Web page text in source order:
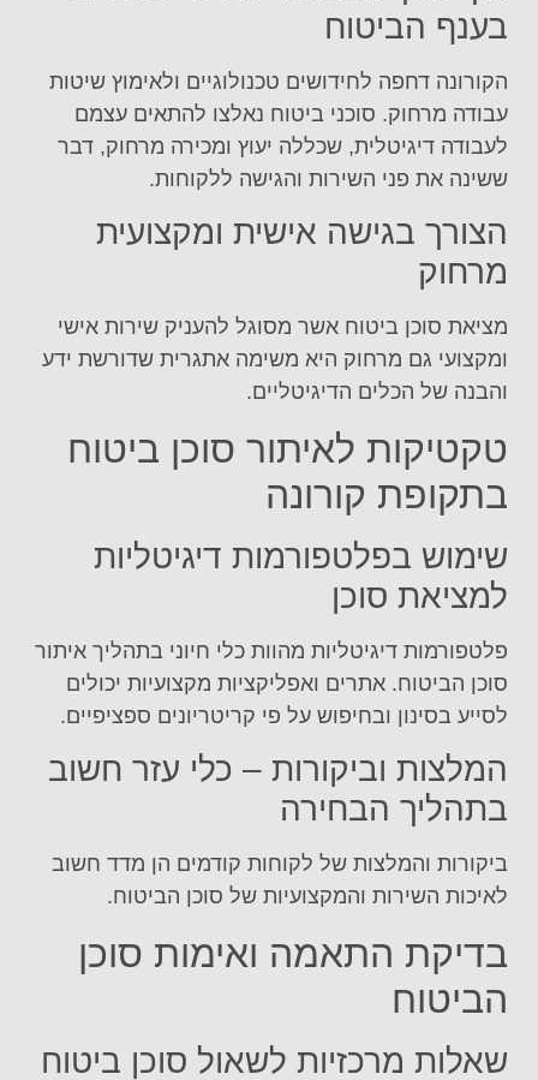
בענף הביטוח
הקורונה דחפה לחידושים טכנולוגיים ולאימוץ שיטות
עבודה מרחוק. סוכני ביטוח נאלצו להתאים עצמם
לעבודה דיגיטלית, שכללה יעוץ ומכירה מרחוק, דבר
ששינה את פני השירות והגישה ללקוחות.
הצורך בגישה אישית ומקצועית
מרחוק
מציאת סוכן ביטוח אשר מסוגל להעניק שירות אישי
ומקצועי גם מרחוק היא משימה אתגרית שדורשת ידע
והבנה של הכלים הדיגיטליים.
טקטיקות לאיתור סוכן ביטוח
בתקופת קורונה
שימוש בפלטפורמות דיגיטליות
למציאת סוכן
פלטפורמות דיגיטליות מהוות כלי חיוני בתהליך איתור
סוכן הביטוח. אתרים ואפליקציות מקצועיות יכולים
לסייע בסינון ובחיפוש על פי קריטריונים ספציפיים.
המלצות וביקורות – כלי עזר חשוב
בתהליך הבחירה
ביקורות והמלצות של לקוחות קודמים הן מדד חשוב
לאיכות השירות והמקצועיות של סוכן הביטוח.
בדיקת התאמה ואימות סוכן
הביטוח
שאלות מרכזיות לשאול סוכן ביטוח